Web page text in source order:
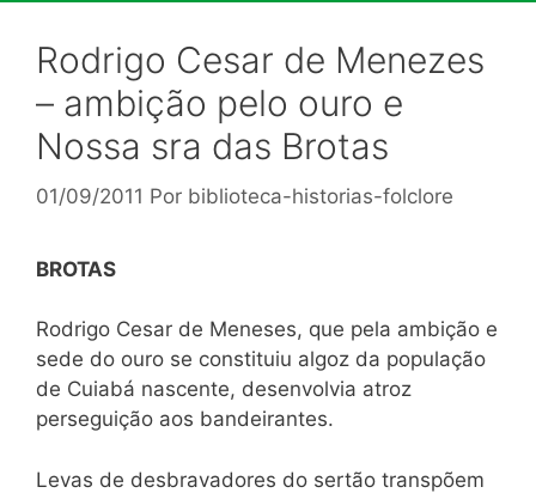
Rodrigo Cesar de Menezes
– ambição pelo ouro e
Nossa sra das Brotas
01/09/2011 Por biblioteca-historias-folclore
BROTAS
Rodrigo Cesar de Meneses, que pela ambição e
sede do ouro se constituiu algoz da população
de Cuiabá nascente, desenvolvia atroz
perseguição aos bandeirantes.
Levas de desbravadores do sertão transpõem